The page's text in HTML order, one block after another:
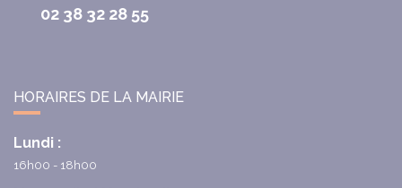
02 38 32 28 55
HORAIRES DE LA MAIRIE
Lundi :
16h00 - 18h00